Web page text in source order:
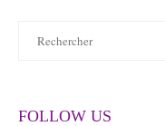
FOLLOW US